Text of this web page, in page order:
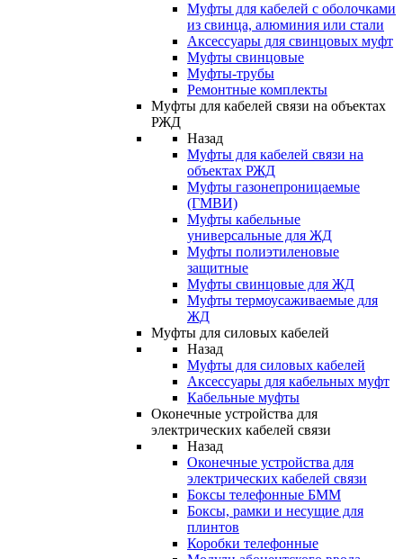
Муфты для кабелей с оболочками
из свинца, алюминия или стали
Аксессуары для свинцовых муфт
Муфты свинцовые
Муфты-трубы
Ремонтные комплекты
Муфты для кабелей связи на объектах
РЖД
Назад
Муфты для кабелей связи на
объектах РЖД
Муфты газонепроницаемые
(ГМВИ)
Муфты кабельные
универсальные для ЖД
Муфты полиэтиленовые
защитные
Муфты свинцовые для ЖД
Муфты термоусаживаемые для
ЖД
Муфты для силовых кабелей
Назад
Муфты для силовых кабелей
Аксессуары для кабельных муфт
Кабельные муфты
Оконечные устройства для
электрических кабелей связи
Назад
Оконечные устройства для
электрических кабелей связи
Боксы телефонные БММ
Боксы, рамки и несущие для
плинтов
Коробки телефонные